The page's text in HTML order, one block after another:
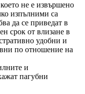
не е извършено
изпълними са
да се приведат в
срок от влизане в
удобни и
по отношение на
и
пагубни